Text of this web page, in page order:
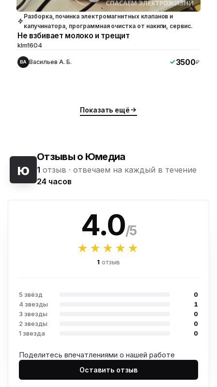
Разборка, починка электромагнитных клапанов и
капучинатора, программная очистка от накипи, сервис.
Не взбивает молоко и трещит
klm1604
ВА Васильев А. Б. 3500₽
Показать ещё
ю
Отзывы о Юмедиа
1 отзыв · отвечаем на каждый в течение
24 часов
4.0/5
★★★★★
1 отзыв
5 звёзд
0
4 звезды
1
3 звезды
0
2 звезды
0
1 звезда
0
Поделитесь впечатлениями о нашей работе
Оставить отзыв